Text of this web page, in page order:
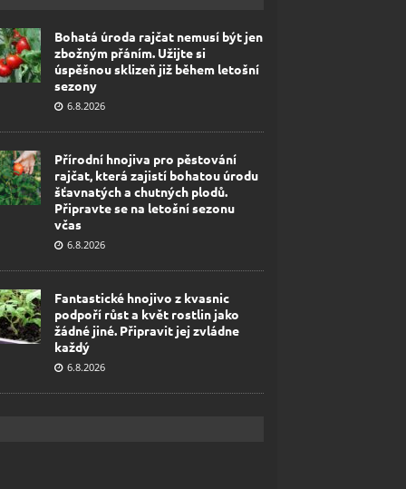
Bohatá úroda rajčat nemusí být jen
zbožným přáním. Užijte si
úspěšnou sklizeň již během letošní
sezony
6.8.2026
Přírodní hnojiva pro pěstování
rajčat, která zajistí bohatou úrodu
šťavnatých a chutných plodů.
Připravte se na letošní sezonu
včas
6.8.2026
Fantastické hnojivo z kvasnic
podpoří růst a květ rostlin jako
žádné jiné. Připravit jej zvládne
každý
6.8.2026